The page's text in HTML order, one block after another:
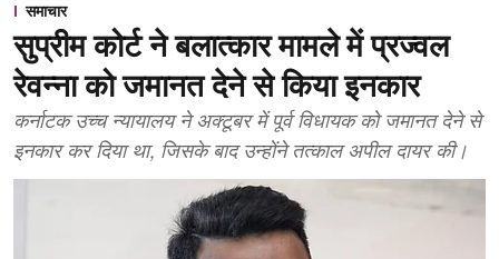
समाचार
सुप्रीम कोर्ट ने बलात्कार मामले में प्रज्वल
रेवन्ना को जमानत देने से किया इनकार
कर्नाटक उच्च न्यायालय ने अक्टूबर में पूर्व विधायक को जमानत देने से
इनकार कर दिया था, जिसके बाद उन्होंने तत्काल अपील दायर की।